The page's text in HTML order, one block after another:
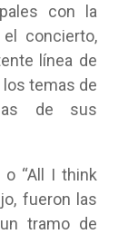
con la
concierto,
línea de
temas de
de sus
o “All I think
fueron las
tramo de